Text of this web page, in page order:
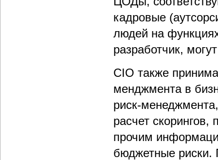
кадровые
людей на
разработчик,
CIO также
менджмента в
риск-
расчет
прочим
бюджетные риски.